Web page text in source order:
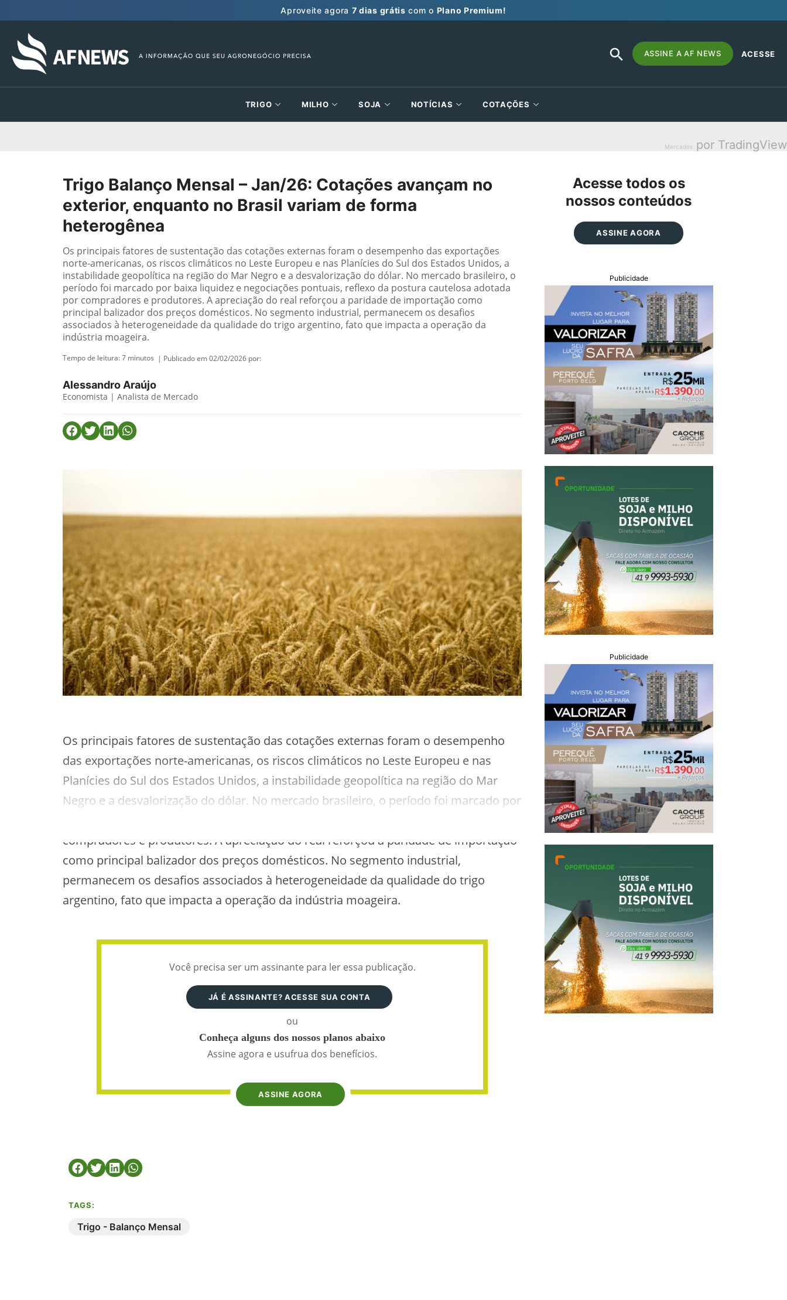
Aproveite agora 7 dias grátis com o Plano Premium!
Search
for:
SEARCH
BUTTON
ASSINE A AF NEWS ACESSE
TRIGO MILHO SOJA NOTÍCIAS COTAÇÕES
Mercados por TradingView
Trigo Balanço Mensal – Jan/26: Cotações avançam no
exterior, enquanto no Brasil variam de forma
heterogênea
Os principais fatores de sustentação das cotações externas foram o desempenho das exportações
norte-americanas, os riscos climáticos no Leste Europeu e nas Planícies do Sul dos Estados Unidos, a
instabilidade geopolítica na região do Mar Negro e a desvalorização do dólar. No mercado brasileiro, o
período foi marcado por baixa liquidez e negociações pontuais, reflexo da postura cautelosa adotada
por compradores e produtores. A apreciação do real reforçou a paridade de importação como
principal balizador dos preços domésticos. No segmento industrial, permanecem os desafios
associados à heterogeneidade da qualidade do trigo argentino, fato que impacta a operação da
indústria moageira.
Tempo de leitura:7 minutos | Publicado em 02/02/2026 por:
Alessandro Araújo
Economista | Analista de Mercado
Os principais fatores de sustentação das cotações externas foram o desempenho
das exportações norte-americanas, os riscos climáticos no Leste Europeu e nas
Planícies do Sul dos Estados Unidos, a instabilidade geopolítica na região do Mar
Negro e a desvalorização do dólar. No mercado brasileiro, o período foi marcado por
compradores e produtores. A apreciação do real reforçou a paridade de importação
como principal balizador dos preços domésticos. No segmento industrial,
permanecem os desafios associados à heterogeneidade da qualidade do trigo
argentino, fato que impacta a operação da indústria moageira.
Você precisa ser um assinante para ler essa publicação.
JÁ É ASSINANTE? ACESSE SUA CONTA
ou
Conheça alguns dos nossos planos abaixo
Assine agora e usufrua dos benefícios.
ASSINE AGORA
TAGS:
Trigo - Balanço Mensal
Acesse todos os
nossos conteúdos
ASSINE AGORA
Publicidade
Publicidade